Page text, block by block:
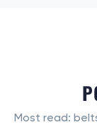
Most read: